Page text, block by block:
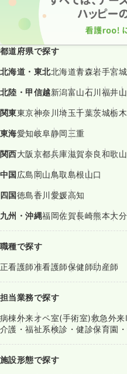
都道府県で探す
北海道・東北北海道青森岩手宮城
北陸・甲信越新潟富山石川福井
関東東京神奈川埼玉千葉茨城栃木
東海愛知岐阜静岡三重
関西大阪京都兵庫滋賀奈良和歌山
中国広島岡山鳥取島根山口
四国徳島香川愛媛高知
九州・沖縄福岡佐賀長崎熊本大分
職種で探す
正看護師准看護師保健師助産師
担当業務で探す
病棟外来オペ室(手術室)救急外来
介護・福祉系検診・健診保育園
施設形態で探す